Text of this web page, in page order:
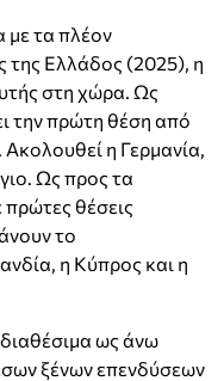
με τα πλέον
της Ελλάδος (2025), η
στη χώρα. Ως
την πρώτη θέση από
η Γερμανία,
Ως προς τα
θέσεις
το
η Κύπρος και η
ως άνω
ξένων επενδύσεων